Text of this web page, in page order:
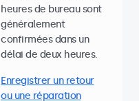
heures de bureau sont
généralement
confirmées dans un
délai de deux heures.
Enregistrer un retour
ou une réparation